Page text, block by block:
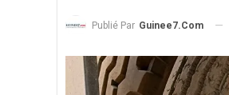
Publié Par Guinee7.com